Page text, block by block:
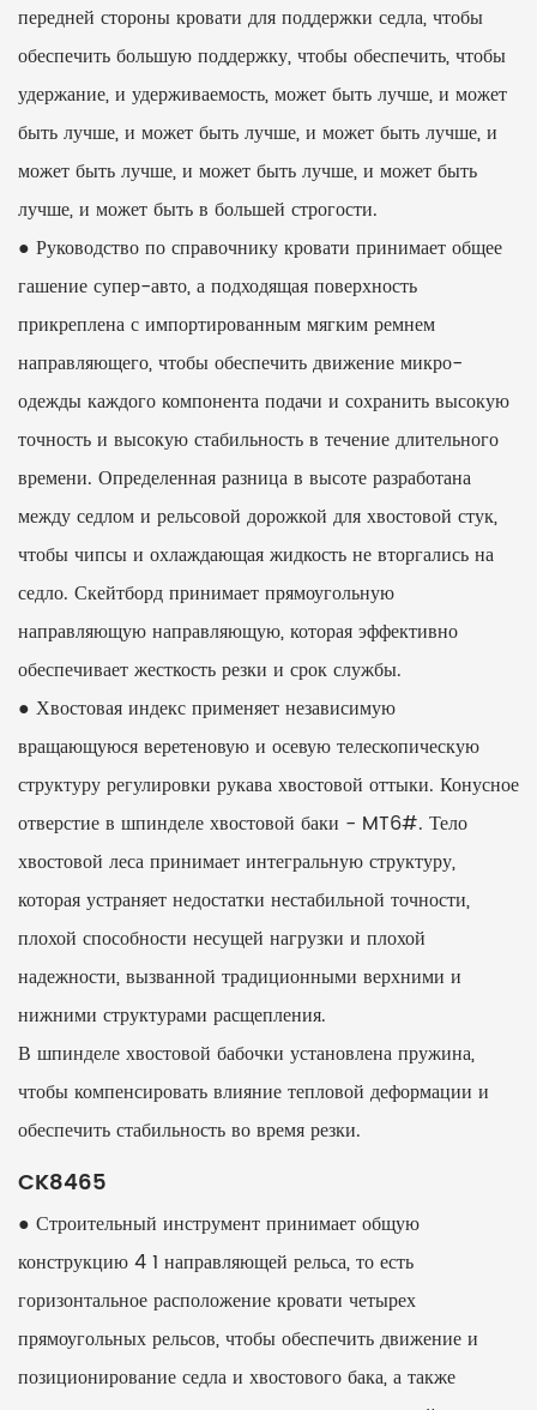
передней стороны кровати для поддержки седла, чтобы
обеспечить большую поддержку, чтобы обеспечить, чтобы
удержание, и удерживаемость, может быть лучше, и может
быть лучше, и может быть лучше, и может быть лучше, и
может быть лучше, и может быть лучше, и может быть
лучше, и может быть в большей строгости.
● Руководство по справочнику кровати принимает общее
гашение супер-авто, а подходящая поверхность
прикреплена с импортированным мягким ремнем
направляющего, чтобы обеспечить движение микро-
одежды каждого компонента подачи и сохранить высокую
точность и высокую стабильность в течение длительного
времени. Определенная разница в высоте разработана
между седлом и рельсовой дорожкой для хвостовой стук,
чтобы чипсы и охлаждающая жидкость не вторгались на
седло. Скейтборд принимает прямоугольную
направляющую направляющую, которая эффективно
обеспечивает жесткость резки и срок службы.
● Хвостовая индекс применяет независимую
вращающуюся веретеновую и осевую телескопическую
структуру регулировки рукава хвостовой оттыки. Конусное
отверстие в шпинделе хвостовой баки - MT6#. Тело
хвостовой леса принимает интегральную структуру,
которая устраняет недостатки нестабильной точности,
плохой способности несущей нагрузки и плохой
надежности, вызванной традиционными верхними и
нижними структурами расщепления.
В шпинделе хвостовой бабочки установлена ​​пружина,
чтобы компенсировать влияние тепловой деформации и
обеспечить стабильность во время резки.
CK8465
● Строительный инструмент принимает общую
конструкцию 4 1 направляющей рельса, то есть
горизонтальное расположение кровати четырех
прямоугольных рельсов, чтобы обеспечить движение и
позиционирование седла и хвостового бака, а также